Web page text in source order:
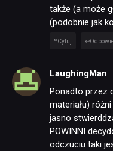
JUŻ
także (a może
(podobnie jak
Cytuj
LaughingMan
Ponadto przez
materiału)
jasno
POWINNI
odczuciu taki